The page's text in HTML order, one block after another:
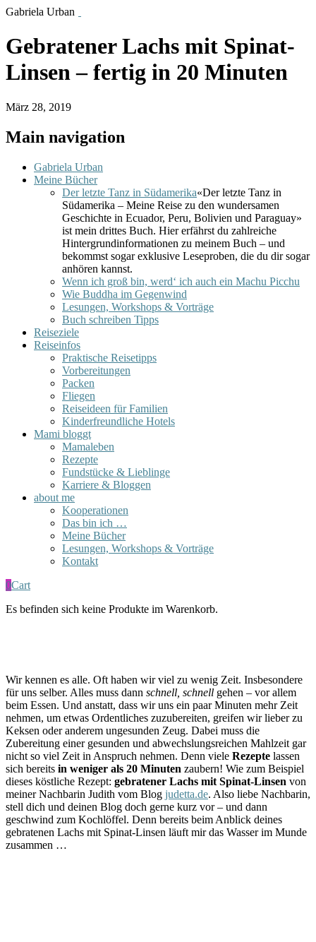
Gabriela Urban
Gebratener Lachs mit Spinat-
Linsen – fertig in 20 Minuten
März 28, 2019
Main navigation
Gabriela Urban
Meine Bücher
Der letzte Tanz in Südamerika«Der letzte Tanz in
Südamerika – Meine Reise zu den wundersamen
Geschichte in Ecuador, Peru, Bolivien und Paraguay»
ist mein drittes Buch. Hier erfährst du zahlreiche
Hintergrundinformationen zu meinem Buch – und
bekommst sogar exklusive Leseproben, die du dir sogar
anhören kannst.
Wenn ich groß bin, werd‘ ich auch ein Machu Picchu
Wie Buddha im Gegenwind
Lesungen, Workshops & Vorträge
Buch schreiben Tipps
Reiseziele
Reiseinfos
Praktische Reisetipps
Vorbereitungen
Packen
Fliegen
Reiseideen für Familien
Kinderfreundliche Hotels
Mami bloggt
Mamaleben
Rezepte
Fundstücke & Lieblinge
Karriere & Bloggen
about me
Kooperationen
Das bin ich …
Meine Bücher
Lesungen, Workshops & Vorträge
Kontakt
0Cart
Es befinden sich keine Produkte im Warenkorb.
Wir kennen es alle. Oft haben wir viel zu wenig Zeit. Insbesondere
für uns selber. Alles muss dann schnell, schnell gehen – vor allem
beim Essen. Und anstatt, dass wir uns ein paar Minuten mehr Zeit
nehmen, um etwas Ordentliches zuzubereiten, greifen wir lieber zu
Keksen oder anderem ungesunden Zeug. Dabei muss die
Zubereitung einer gesunden und abwechslungsreichen Mahlzeit gar
nicht so viel Zeit in Anspruch nehmen. Denn viele Rezepte lassen
sich bereits in weniger als 20 Minuten zaubern! Wie zum Beispiel
dieses köstliche Rezept: gebratener Lachs mit Spinat-Linsen von
meiner Nachbarin Judith vom Blog judetta.de. Also liebe Nachbarin,
stell dich und deinen Blog doch gerne kurz vor – und dann
geschwind zum Kochlöffel. Denn bereits beim Anblick deines
gebratenen Lachs mit Spinat-Linsen läuft mir das Wasser im Munde
zusammen …